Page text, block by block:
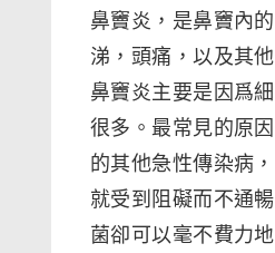
鼻竇炎，是鼻竇內
涕，頭痛，以及其
鼻竇炎主要是因爲
很多。最常見的原
的其他急性傳染病
就受到阻礙而不通
菌卻可以毫不費力